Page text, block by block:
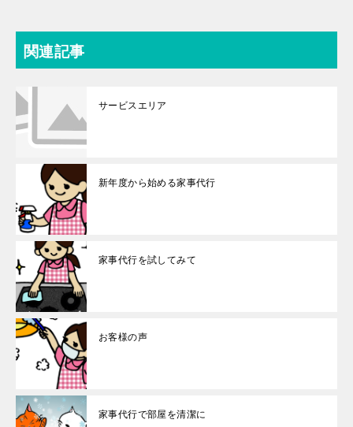
関連記事
サービスエリア
新年度から始める家事代行
家事代行を試してみて
お客様の声
家事代行で部屋を清潔に